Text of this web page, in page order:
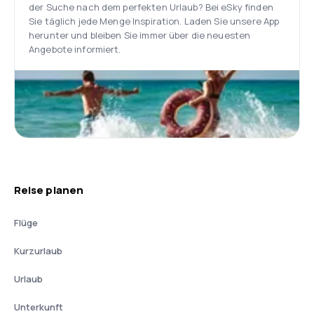
der Suche nach dem perfekten Urlaub? Bei eSky finden
Sie täglich jede Menge Inspiration. Laden Sie unsere App
herunter und bleiben Sie immer über die neuesten
Angebote informiert.
Reise planen
Flüge
Kurzurlaub
Urlaub
Unterkunft